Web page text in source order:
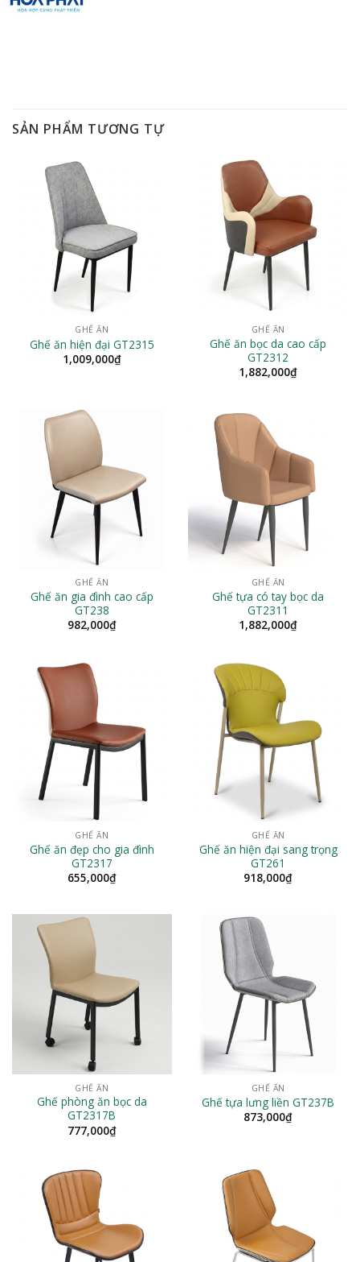
SẢN PHẨM TƯƠNG TỰ
GHẾ ĂN
Ghế ăn hiện đại GT2315
1,009,000₫
GHẾ ĂN
Ghế ăn bọc da cao cấp
GT2312
1,882,000₫
GHẾ ĂN
Ghế ăn gia đình cao cấp
GT238
982,000₫
GHẾ ĂN
Ghế tựa có tay bọc da
GT2311
1,882,000₫
GHẾ ĂN
Ghế ăn đẹp cho gia đình
GT2317
655,000₫
GHẾ ĂN
Ghế ăn hiện đại sang trọng
GT261
918,000₫
GHẾ ĂN
Ghế phòng ăn bọc da
GT2317B
777,000₫
GHẾ ĂN
Ghế tựa lưng liền GT237B
873,000₫